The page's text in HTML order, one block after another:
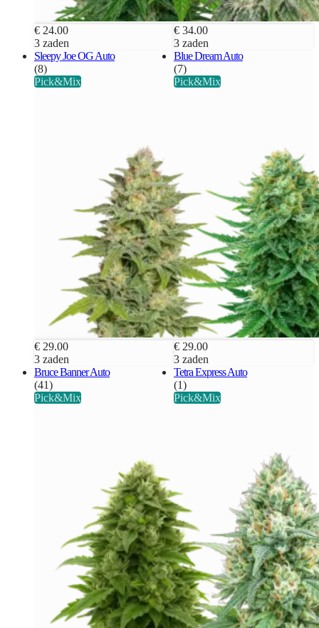
€ 24.00
3 zaden
€ 34.00
3 zaden
Sleepy Joe OG Auto
(8)
Pick&Mix
€ 29.00
3 zaden
Blue Dream Auto
(7)
Pick&Mix
€ 29.00
3 zaden
Bruce Banner Auto
(41)
Pick&Mix
Tetra Express Auto
(1)
Pick&Mix